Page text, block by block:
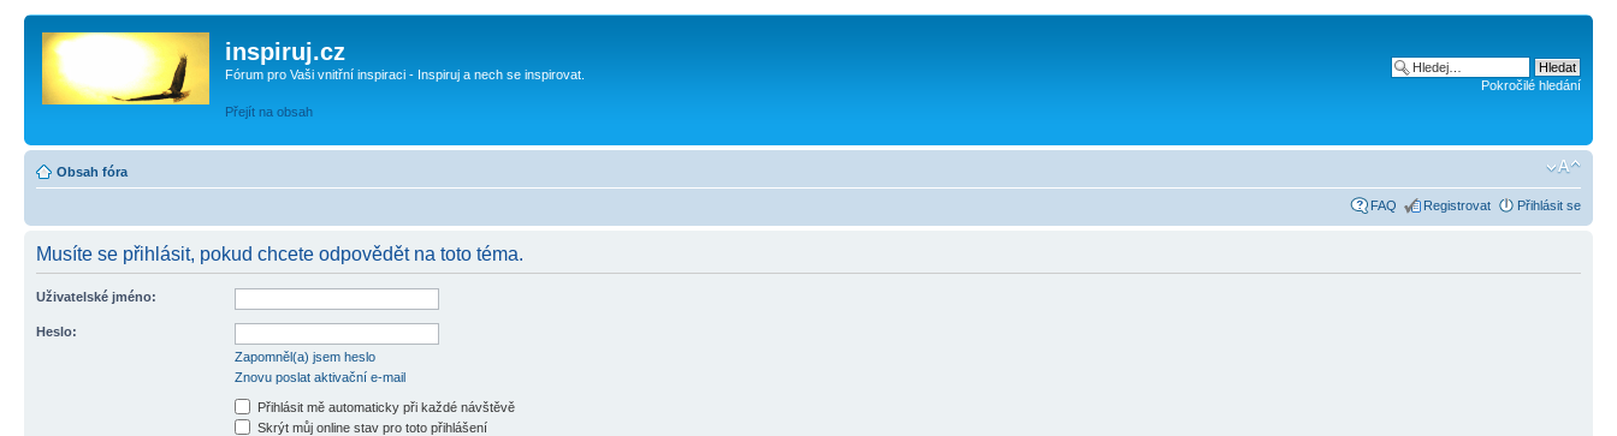
inspiruj.cz
Fórum pro Vaši vnitřní inspiraci - Inspiruj a nech se inspirovat.
Přejít na obsah
Pokročilé hledání
Obsah fóra
FAQ Registrovat Přihlásit se
Musíte se přihlásit, pokud chcete odpovědět na toto téma.
Uživatelské jméno:
Heslo:
Zapomněl(a) jsem heslo
Znovu poslat aktivační e-mail
Přihlásit mě automaticky při každé návštěvě
Skrýt můj online stav pro toto přihlášení